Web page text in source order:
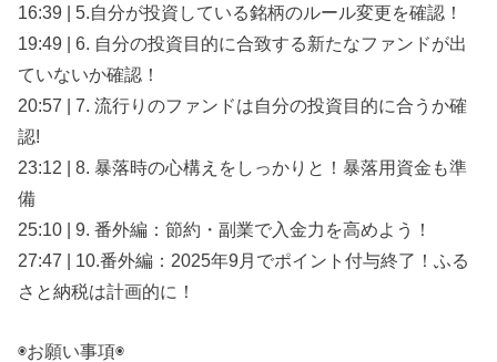
16:39 | 5.自分が投資している銘柄のルール変更を確認！
19:49 | 6. 自分の投資目的に合致する新たなファンドが出
ていないか確認！
20:57 | 7. 流行りのファンドは自分の投資目的に合うか確
認!
23:12 | 8. 暴落時の心構えをしっかりと！暴落用資金も準
備
25:10 | 9. 番外編：節約・副業で入金力を高めよう！
27:47 | 10.番外編：2025年9月でポイント付与終了！ふる
さと納税は計画的に！
◉お願い事項◉